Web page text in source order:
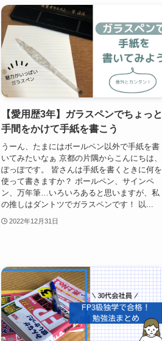
【愛用歴3年】ガラスペンでちょっと
手間をかけて手紙を書こう
うーん、たまにはボールペン以外で手紙を書
いてみたいなぁ 京都の片隅からこんにちは、
ぽっぽです。 皆さんは手紙を書くときに何を
使って書きますか？ ボールペン、サインペ
ン、万年筆…いろいろあると思いますが、私
の推しはダントツでガラスペンです！ 以...
2022年12月31日